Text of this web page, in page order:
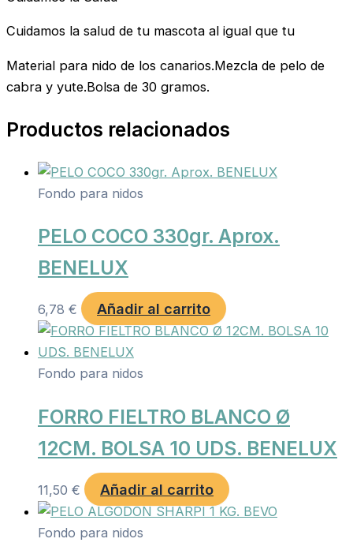
Cuidamos la salud de tu mascota al igual que tu
Material para nido de los canarios.Mezcla de pelo de
cabra y yute.Bolsa de 30 gramos.
Productos relacionados
Fondo para nidos
PELO COCO 330gr. Aprox.
BENELUX
6,78 € Añadir al carrito
Fondo para nidos
FORRO FIELTRO BLANCO Ø
12CM. BOLSA 10 UDS. BENELUX
11,50 € Añadir al carrito
Fondo para nidos